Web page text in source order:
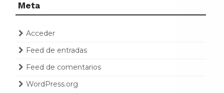
Meta
Acceder
Feed de entradas
Feed de comentarios
WordPress.org